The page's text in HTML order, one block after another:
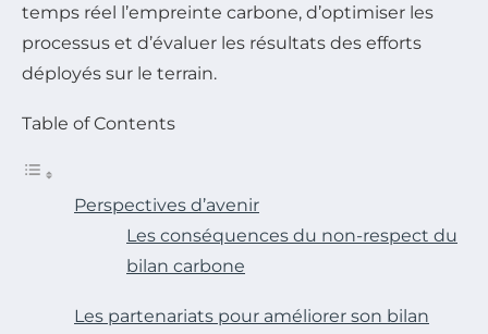
temps réel l’empreinte carbone, d’optimiser les
processus et d’évaluer les résultats des efforts
déployés sur le terrain.
Table of Contents
Perspectives d’avenir
Les conséquences du non-respect du
bilan carbone
Les partenariats pour améliorer son bilan